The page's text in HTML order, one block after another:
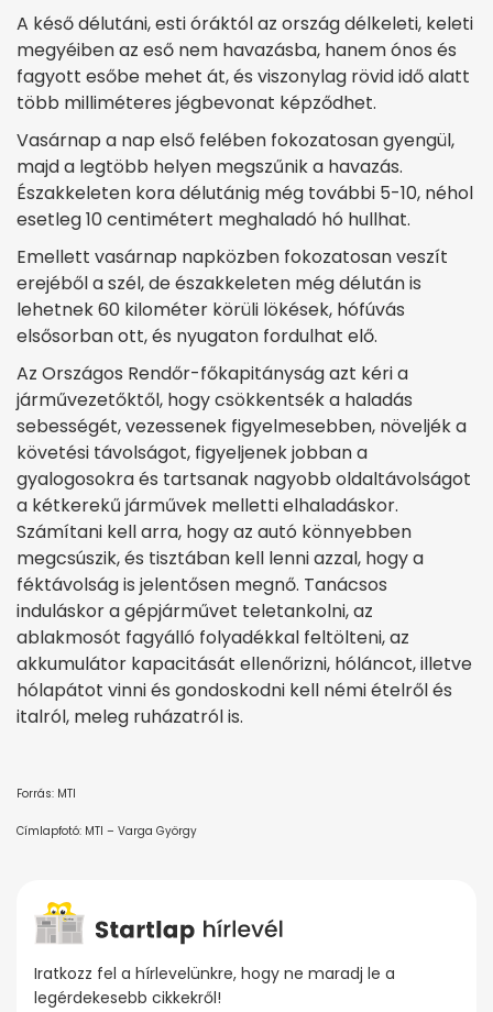
A késő délutáni, esti óráktól az ország délkeleti, keleti
megyéiben az eső nem havazásba, hanem ónos és
fagyott esőbe mehet át, és viszonylag rövid idő alatt
több milliméteres jégbevonat képződhet.
Vasárnap a nap első felében fokozatosan gyengül,
majd a legtöbb helyen megszűnik a havazás.
Északkeleten kora délutánig még további 5-10, néhol
esetleg 10 centimétert meghaladó hó hullhat.
Emellett vasárnap napközben fokozatosan veszít
erejéből a szél, de északkeleten még délután is
lehetnek 60 kilométer körüli lökések, hófúvás
elsősorban ott, és nyugaton fordulhat elő.
Az Országos Rendőr-főkapitányság azt kéri a
járművezetőktől, hogy csökkentsék a haladás
sebességét, vezessenek figyelmesebben, növeljék a
követési távolságot, figyeljenek jobban a
gyalogosokra és tartsanak nagyobb oldaltávolságot
a kétkerekű járművek melletti elhaladáskor.
Számítani kell arra, hogy az autó könnyebben
megcsúszik, és tisztában kell lenni azzal, hogy a
féktávolság is jelentősen megnő. Tanácsos
induláskor a gépjárművet teletankolni, az
ablakmosót fagyálló folyadékkal feltölteni, az
akkumulátor kapacitását ellenőrizni, hóláncot, illetve
hólapátot vinni és gondoskodni kell némi ételről és
italról, meleg ruházatról is.
Forrás: MTI
Címlapfotó: MTI – Varga György
Iratkozz fel a hírlevelünkre, hogy ne maradj le a
legérdekesebb cikkekről!